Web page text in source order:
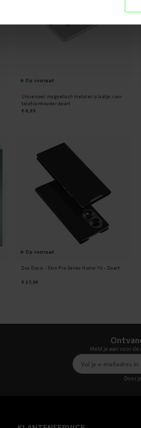
Op voorraad
Universeel magnetisch metalen plaatje voor
telefoonhouder zwart
€ 6,95
Op voorraad
Dux Ducis - Skin Pro Series Honor 70 - Zwart
€ 17,95
Meld je aan voor
Door